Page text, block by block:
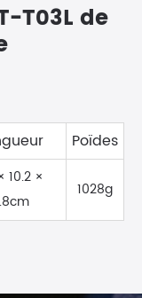
T03L de
Poïdes
10.2 ×
1028g